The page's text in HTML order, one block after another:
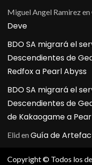
Miguel Angel Ramirezen
Deve
BDO SA migrará el
Descendientes de
Redfox a Pearl Abyss
BDO SA migrará el
Descendientes de
de Kakaogame a
ElidenGuía de
Copyright © Todos los